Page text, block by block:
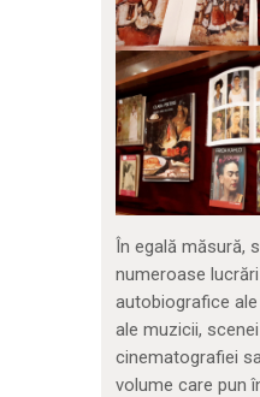
În egală măsură,
numeroase
autobiografice
ale muzicii,
cinematografiei
volume care pun